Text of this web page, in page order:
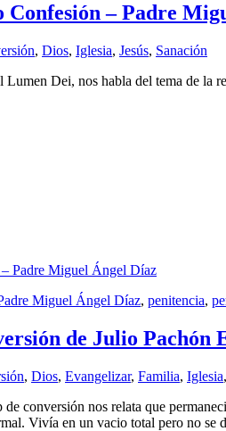
Confesión – Padre
, Dios, Iglesia, Jesús, Sanación
Dei, nos habla del tema de la
Padre Miguel Ángel Díaz
Miguel Ángel Díaz, penitencia,
de Julio Pachón
, Dios, Evangelizar, Familia, Iglesia,
de conversión nos relata que
Vivía en un vacio total pero no se